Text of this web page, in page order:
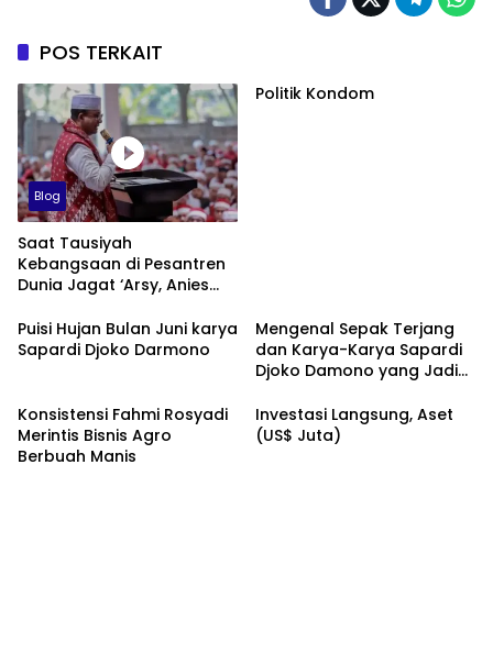
POS TERKAIT
Blog
Saat Tausiyah
Kebangsaan di Pesantren
Dunia Jagat ‘Arsy, Anies
Dukungan dari Abah Aos
Politik Kondom
Puisi Hujan Bulan Juni karya
Sapardi Djoko Darmono
Mengenal Sepak Terjang
dan Karya-Karya Sapardi
Djoko Damono yang Jadi
Konsistensi Fahmi Rosyadi
Merintis Bisnis Agro
Berbuah Manis
Investasi Langsung, Aset
(US$ Juta)